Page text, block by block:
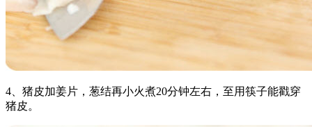
4、猪皮加姜片，葱结再小火煮20分钟左右，至用筷子能戳穿
猪皮。